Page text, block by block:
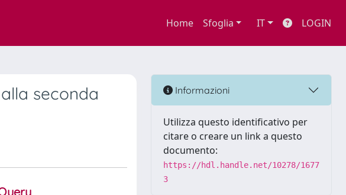
Home Sfoglia IT LOGIN
seconda
Informazioni
Utilizza questo identificativo per
citare o creare un link a questo
documento:
https://hdl.handle.net/10278/1677
3